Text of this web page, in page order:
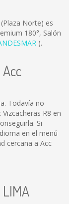
Norte) es
180°, Salón
).
Todavía no
R8 en
Si
en el menú
cercana a Acc